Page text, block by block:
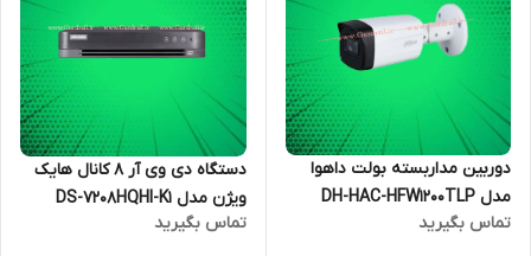
دوربین مداربسته بولت داهوا
مدل DH-HAC-HFW1200TLP
تماس بگیرید
دستگاه دی وی آر 8 کانال هایک
ویژن مدل DS-7208HQHI-K1
تماس بگیرید